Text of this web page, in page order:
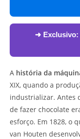
➜ Exclusivo:
A história da
XIX, quando a
industrializar. Antes
de fazer chocolate
esforço. Em 1828, o
van Houten